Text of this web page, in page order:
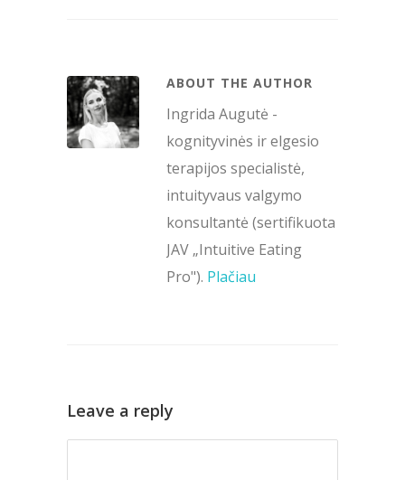
ABOUT THE AUTHOR
Ingrida Augutė -
kognityvinės ir elgesio
terapijos specialistė,
intuityvaus valgymo
konsultantė (sertifikuota
JAV „Intuitive Eating
Pro"). Plačiau
Leave a reply